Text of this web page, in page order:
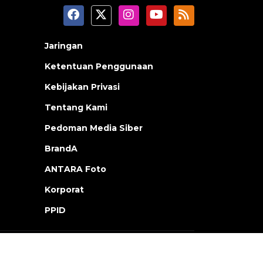
Jaringan
Ketentuan Penggunaan
Kebijakan Privasi
Tentang Kami
Pedoman Media Siber
BrandA
ANTARA Foto
Korporat
PPID